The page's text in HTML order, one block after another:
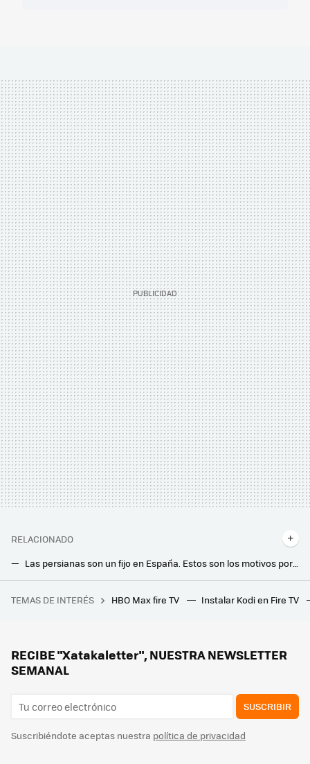
RELACIONADO
Las persianas son un fijo en España. Estos son los motivos por los que (casi) no se usan fuera de nuestras fronteras
España es diferente hasta para limpiar la casa. Estas son las manías más locas que tenemos para dejar el hogar como nuevo
11 veces que Hollywood usó unas simples gafas para "afear" a sus estrellas
TEMAS DE INTERÉS HBO Max fire TV Instalar Kodi en Fire TV
RECIBE "Xatakaletter", NUESTRA NEWSLETTER
SEMANAL
SUSCRIBIR
Suscribiéndote aceptas nuestra política de privacidad